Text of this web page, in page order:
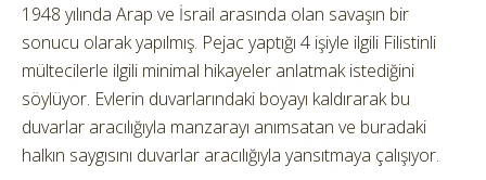
1948 yılında Arap ve İsrail arasında olan savaşın bir
sonucu olarak yapılmış. Pejac yaptığı 4 işiyle ilgili Filistinli
mültecilerle ilgili minimal hikayeler anlatmak istediğini
söylüyor. Evlerin duvarlarındaki boyayı kaldırarak bu
duvarlar aracılığıyla manzarayı anımsatan ve buradaki
halkın saygısını duvarlar aracılığıyla yansıtmaya çalışıyor.